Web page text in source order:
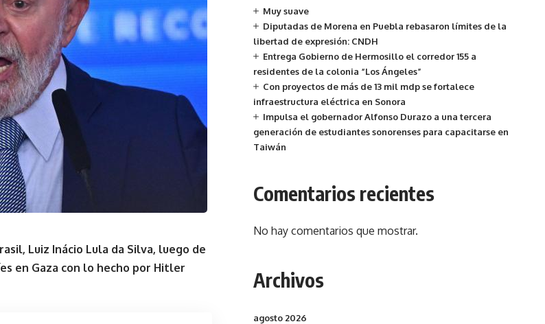
Luiz Inácio Lula da Silva, luego de
en Gaza con lo hecho por Hitler
Muy suave
Diputadas de Morena en Puebla rebasaron límites de la
libertad de expresión: CNDH
Entrega Gobierno de Hermosillo el corredor 155 a
residentes de la colonia “Los Ángeles”
Con proyectos de más de 13 mil mdp se fortalece
infraestructura eléctrica en Sonora
Impulsa el gobernador Alfonso Durazo a una tercera
generación de estudiantes sonorenses para capacitarse en
Taiwán
Comentarios recientes
No hay comentarios que mostrar.
Archivos
agosto 2026